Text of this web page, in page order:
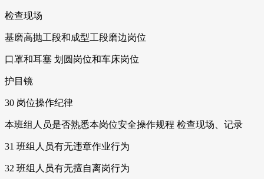
检查现场
基磨高抛工段和成型工段磨边岗位
口罩和耳塞 划圆岗位和车床岗位
护目镜
30 岗位操作纪律
本班组人员是否熟悉本岗位安全操作规程 检查现场、记录
31 班组人员有无违章作业行为
32 班组人员有无擅自离岗行为